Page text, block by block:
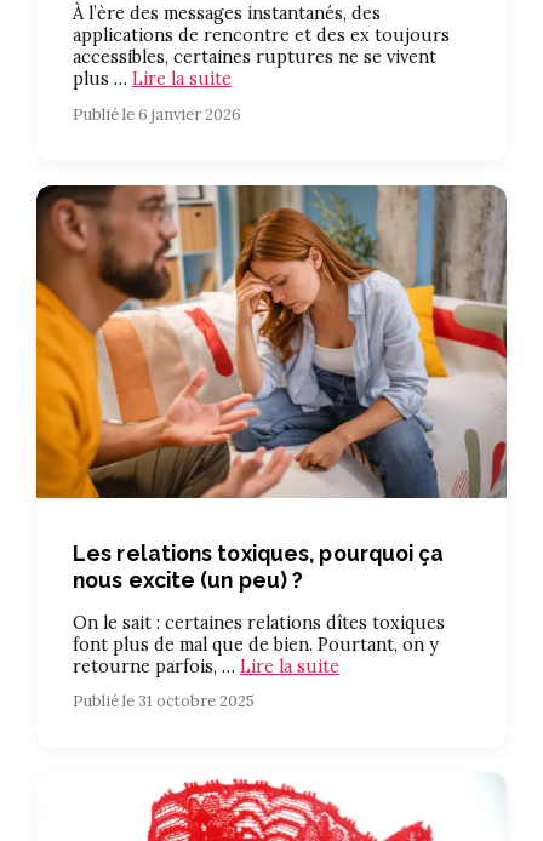
À l’ère des messages instantanés, des
applications de rencontre et des ex toujours
accessibles, certaines ruptures ne se vivent
plus … Lire la suite
Publié le 6 janvier 2026
Les relations toxiques, pourquoi ça
nous excite (un peu) ?
On le sait : certaines relations dîtes toxiques
font plus de mal que de bien. Pourtant, on y
retourne parfois, … Lire la suite
Publié le 31 octobre 2025